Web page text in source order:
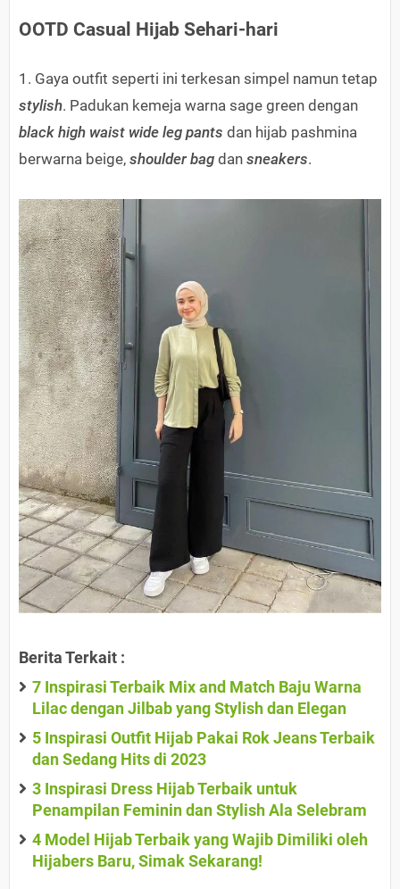
OOTD Casual Hijab Sehari-hari
1. Gaya outfit seperti ini terkesan simpel namun tetap
stylish. Padukan kemeja warna sage green dengan
black high waist wide leg pants dan hijab pashmina
berwarna beige, shoulder bag dan sneakers.
Berita Terkait :
7 Inspirasi Terbaik Mix and Match Baju Warna
Lilac dengan Jilbab yang Stylish dan Elegan
5 Inspirasi Outfit Hijab Pakai Rok Jeans Terbaik
dan Sedang Hits di 2023
3 Inspirasi Dress Hijab Terbaik untuk
Penampilan Feminin dan Stylish Ala Selebram
4 Model Hijab Terbaik yang Wajib Dimiliki oleh
Hijabers Baru, Simak Sekarang!